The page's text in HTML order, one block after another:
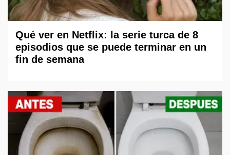
Qué ver en Netflix: la serie turca de 8
episodios que se puede terminar en un
fin de semana